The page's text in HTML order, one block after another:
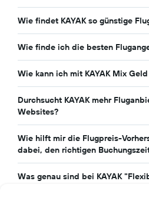
Wie findet KAYAK so günstige
Wie finde ich die besten
Wie kann ich mit KAYAK Mix
Durchsucht KAYAK mehr
Websites?
Wie hilft mir die Flugpreis-
dabei, den richtigen
Was genau sind bei KAYAK